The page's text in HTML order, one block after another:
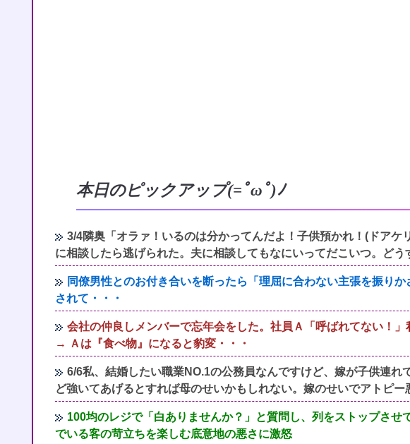
本日のピックアップ(=ﾟωﾟ)ﾉ
3/4隣奥「オラァ！いるのは分かってんだよ！子供預かれ！(ドア
に相談したら逃げられた。夫に相談してもなにいってだこいつ。ど
同僚男性とのお付き合いを断ったら「理屈に合わない主張を振り
されて・・・
会社の仲良しメンバーで忘年会をした。社員Ａ「呼ばれてない！
→ Ａは『食べ物』になると豹変・・・
6/6私、結婚したい職業NO.1の公務員なんですけど、嫁が子供連れ
ど強いてあげるとすれば母のせいかもしれない。嫁のせいでアトピ
100均のレジで「白ありませんか？」と質問し、列をストップさせ
でいる客の苛立ちを楽しむ底意地の悪さに激怒